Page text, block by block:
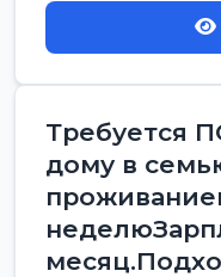
Требуется
дому в